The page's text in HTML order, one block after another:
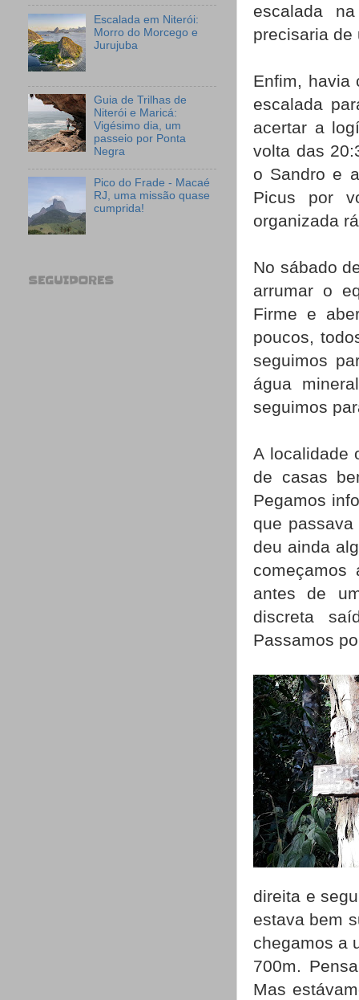
escalada
precisaria de
Enfim, havia
escalada
acertar a
volta das
o Sandro e
Picus por
organizada
No sábado
arrumar o
Firme e
poucos,
seguimos
água
seguimos
A localidade
de casas
Pegamos
que
deu ainda
começamos
antes de
discreta
Passamos
direita e
estava bem
chegamos a
700m.
Mas
Escalada em Niterói:
Morro do Morcego e
Jurujuba
Guia de Trilhas de
Niterói e Maricá:
Vigésimo dia, um
passeio por Ponta
Negra
Pico do Frade - Macaé
RJ, uma missão quase
cumprida!
SEGUIDORES